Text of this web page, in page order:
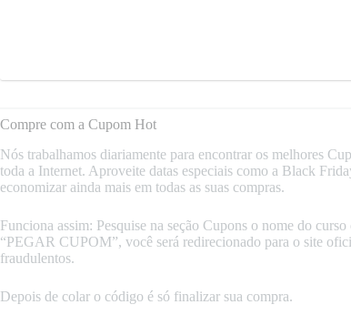
Compre com a Cupom Hot
Nós trabalhamos diariamente para encontrar os melhores
toda a Internet. Aproveite datas especiais como a Black
economizar ainda mais em todas as suas compras.
Funciona assim: Pesquise na seção Cupons o nome do
“PEGAR CUPOM”, você será redirecionado para o site
fraudulentos.
Depois de colar o código é só finalizar sua compra.